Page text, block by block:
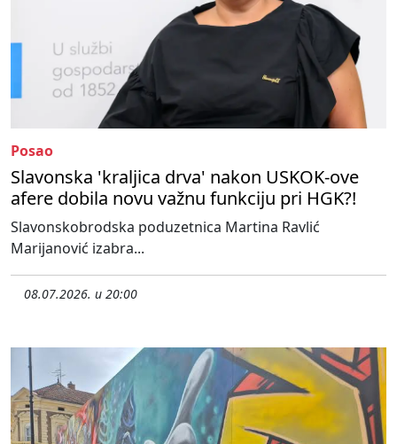
Posao
Slavonska 'kraljica drva' nakon USKOK-ove
afere dobila novu važnu funkciju pri HGK?!
Slavonskobrodska poduzetnica Martina Ravlić
Marijanović izabra...
08.07.2026. u 20:00